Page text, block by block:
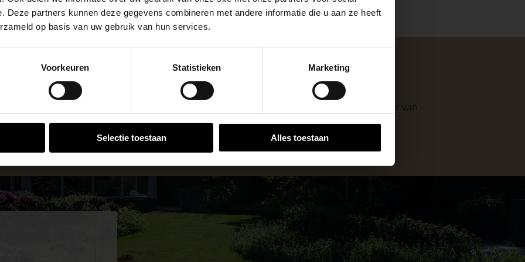
Deze partners kunnen deze gegevens combineren met andere informatie die u aan ze heeft
op basis van uw gebruik van hun services.
Voorkeuren Statistieken Marketing
Selectie toestaan Alles toestaan
zakelijke klanten op zoek naar tuin- en infraproducten. Als professionele leverancier van
producten van topkwaliteit. Lees meer over dezakelijke mogelijkheden.
en inspirerende showtuinen helpen we je graag bij iedere stap van jouw